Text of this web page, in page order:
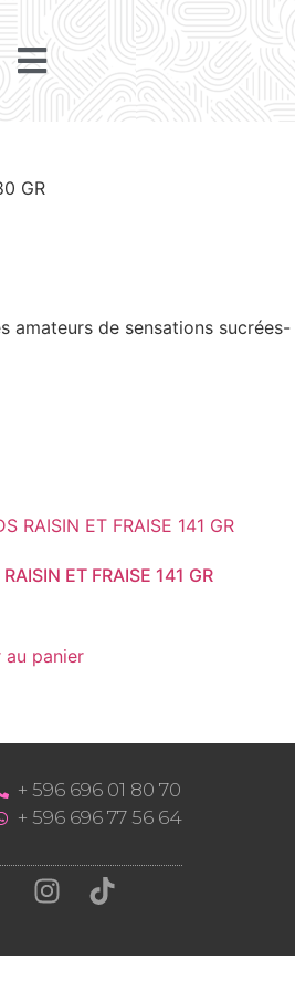
GR
amateurs de sensations sucrées-
ET FRAISE 141 GR
au panier
+ 596 696 01 80 70
+ 596 696 77 56 64